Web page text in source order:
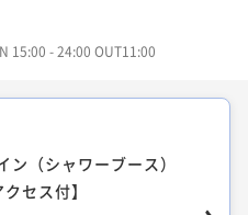
15:00 - 24:00 OUT11:00
ン（シャワーブース）
セス付】